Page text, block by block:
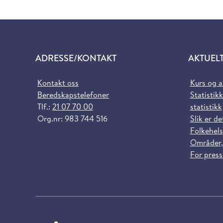
ADRESSE/KONTAKT
Kontakt oss
Beredskapstelefoner
Tlf.: 21 07 70 00
Org.nr: 983 744 516
Kurs og
statistikk
Slik er
For